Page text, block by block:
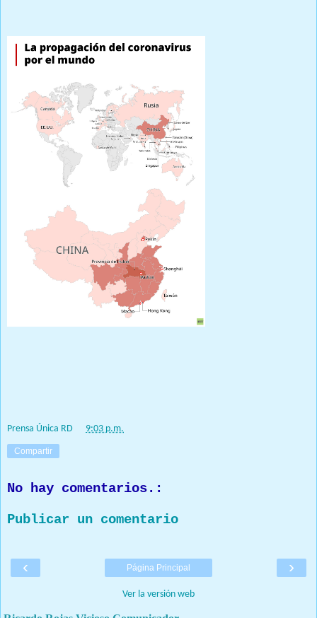
Prensa Única RD 9:03 p.m.
Compartir
No hay comentarios.:
Publicar un comentario
‹ ›
Página Principal
Ver la versión web